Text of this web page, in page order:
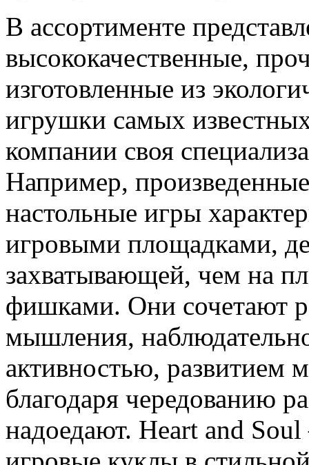
В ассортименте
высококачественные,
изготовленные из
игрушки самых
компании своя
Например,
настольные игры
игровыми площадками,
захватывающей, чем на
фишками. Они сочетают
мышления,
активностью, развитием
благодаря чередованию
надоедают. Heart and